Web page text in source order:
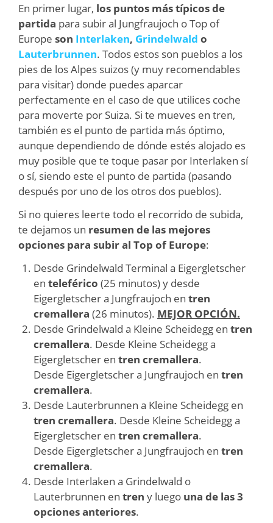
En primer lugar, los puntos más típicos de
partida para subir al Jungfraujoch o Top of
Europe son Interlaken, Grindelwald o
Lauterbrunnen. Todos estos son pueblos a los
pies de los Alpes suizos (y muy recomendables
para visitar) donde puedes aparcar
perfectamente en el caso de que utilices coche
para moverte por Suiza. Si te mueves en tren,
también es el punto de partida más óptimo,
aunque dependiendo de dónde estés alojado es
muy posible que te toque pasar por Interlaken sí
o sí, siendo este el punto de partida (pasando
después por uno de los otros dos pueblos).
Si no quieres leerte todo el recorrido de subida,
te dejamos un resumen de las mejores
opciones para subir al Top of Europe:
Desde Grindelwald Terminal a Eigergletscher
en teleférico (25 minutos) y desde
Eigergletscher a Jungfraujoch en tren
cremallera (26 minutos). MEJOR OPCIÓN.
Desde Grindelwald a Kleine Scheidegg en tren
cremallera. Desde Kleine Scheidegg a
Eigergletscher en tren cremallera.
Desde Eigergletscher a Jungfraujoch en tren
cremallera.
Desde Lauterbrunnen a Kleine Scheidegg en
tren cremallera. Desde Kleine Scheidegg a
Eigergletscher en tren cremallera.
Desde Eigergletscher a Jungfraujoch en tren
cremallera.
Desde Interlaken a Grindelwald o
Lauterbrunnen en tren y luego una de las 3
opciones anteriores.